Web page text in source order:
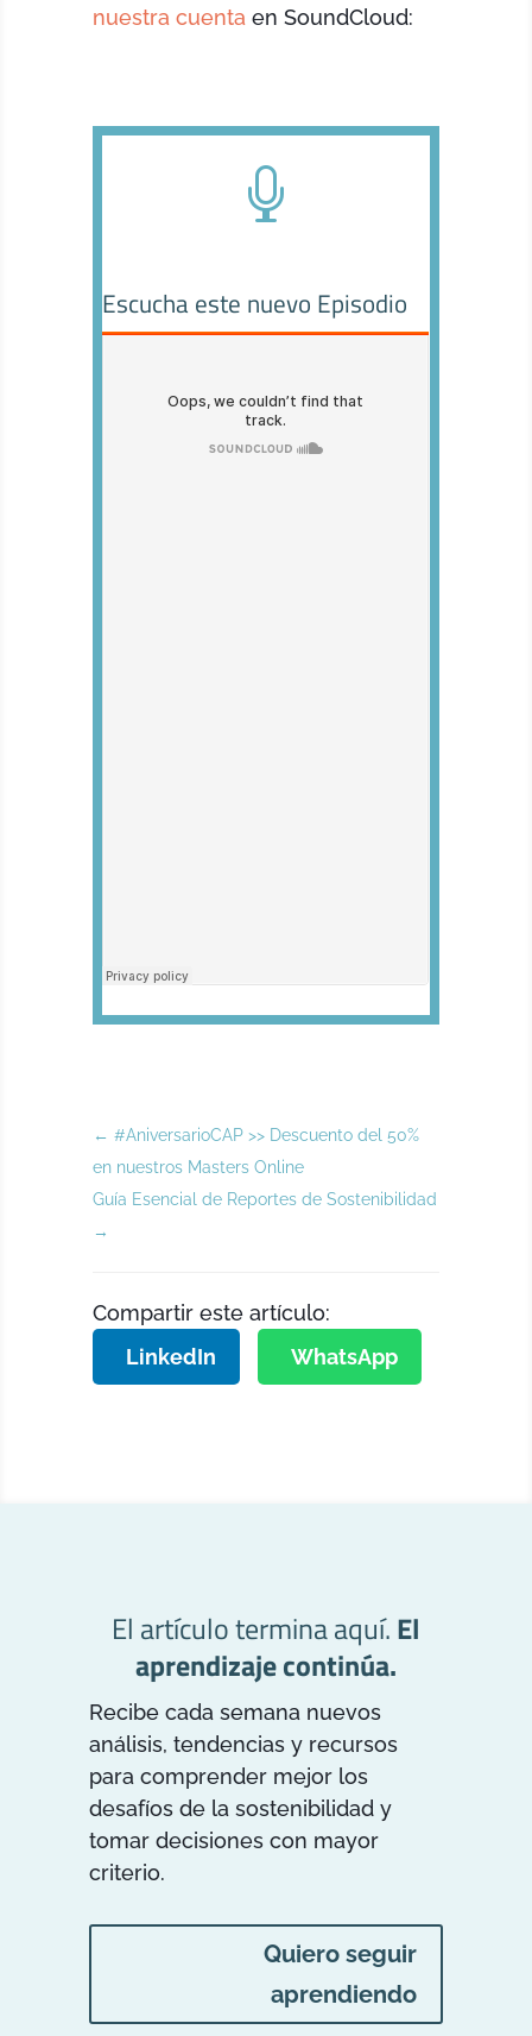
nuestra cuenta en SoundCloud:

Escucha este nuevo Episodio
←#AniversarioCAP >> Descuento del 50%
en nuestros Masters Online
Guía Esencial de Reportes de Sostenibilidad
→
Compartir este artículo:
LinkedIn
WhatsApp
El artículo termina aquí.El
aprendizaje continúa.
Recibe cada semana nuevos
análisis, tendencias y recursos
para comprender mejor los
desafíos de la sostenibilidad y
tomar decisiones con mayor
criterio.
Quiero seguir
aprendiendo